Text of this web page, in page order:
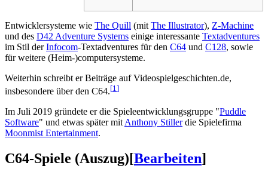
Entwicklersysteme wie The Quill (mit The Illustrator), Z-Machine
und des D42 Adventure Systems einige interessante Textadventures
im Stil derInfocom-Textadventures für den C64 und C128, sowie
für weitere (Heim-)computersysteme.
Weiterhin schreibt er Beiträge auf Videospielgeschichten.de,
insbesondere über den C64.[1]
Im Juli 2019 gründete er die Spieleentwicklungsgruppe "Puddle
Software" und etwas später mit Anthony Stillerdie Spielefirma
Moonmist Entertainment.
C64-Spiele (Auszug)[Bearbeiten]